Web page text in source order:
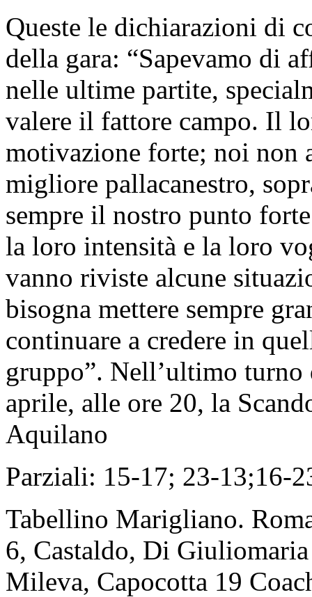
Queste le dichiarazioni di
della gara: “Sapevamo di
nelle ultime partite,
valere il fattore campo. Il
motivazione forte; noi non
migliore pallacanestro,
sempre il nostro punto
la loro intensità e la loro
vanno riviste alcune
bisogna mettere sempre
continuare a credere in
gruppo”. Nell’ultimo turno
aprile, alle ore 20, la
Aquilano
Parziali: 15-17; 23-13;16-
Tabellino Marigliano.
6, Castaldo, Di
Mileva, Capocotta 19